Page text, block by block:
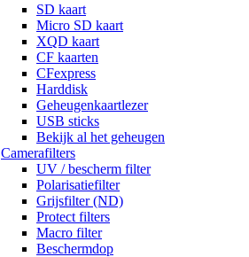
SD kaart
Micro SD kaart
XQD kaart
CF kaarten
CFexpress
Harddisk
Geheugenkaartlezer
USB sticks
Bekijk al het geheugen
Camerafilters
UV / bescherm filter
Polarisatiefilter
Grijsfilter (ND)
Protect filters
Macro filter
Beschermdop